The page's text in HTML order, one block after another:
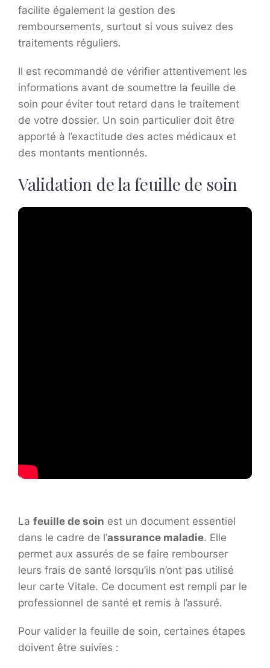
facilite également la gestion des
remboursements, surtout si vous suivez des
traitements réguliers.
Il est recommandé de vérifier attentivement les
informations avant de soumettre la feuille de
soin pour éviter tout retard dans le traitement
de votre dossier. Un soin particulier doit être
apporté à l’exactitude des actes médicaux et
des montants mentionnés.
Validation de la feuille de soin
La feuille de soin est un document essentiel
dans le cadre de l’assurance maladie. Elle
permet aux assurés de se faire rembourser
leurs frais de santé lorsqu’ils n’ont pas utilisé
leur carte Vitale. Ce document est rempli par le
professionnel de santé et remis à l’assuré.
Pour valider la feuille de soin, certaines étapes
doivent être suivies :